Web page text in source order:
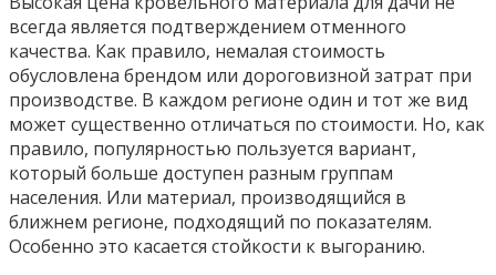
всегда является подтверждением отменного
качества. Как правило, немалая стоимость
обусловлена брендом или дороговизной затрат при
производстве. В каждом регионе один и тот же вид
может существенно отличаться по стоимости. Но, как
правило, популярностью пользуется вариант,
который больше доступен разным группам
населения. Или материал, производящийся в
ближнем регионе, подходящий по показателям.
Особенно это касается стойкости к выгоранию.